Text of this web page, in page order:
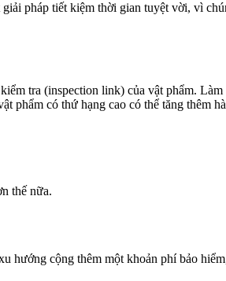
pháp tiết kiệm thời gian tuyệt vời, vì
tra (inspection link) của vật phẩm.
phẩm có thứ hạng cao có thể tăng thêm
thế nữa.
hướng cộng thêm một khoản phí bảo